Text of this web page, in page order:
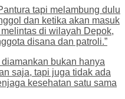
tapi melambung dulu
dan ketika akan masuk
di wilayah Depok,
disana dan patroli.”
bukan hanya
saja, tapi juga tidak ada
kesehatan satu sama